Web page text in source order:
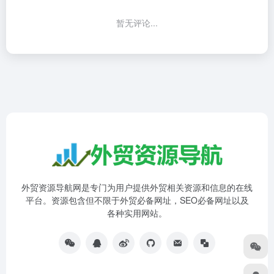
暂无评论...
外贸资源导航网是专门为用户提供外贸相关资源和信息的在线
平台。资源包含但不限于外贸必备网址，SEO必备网址以及
各种实用网站。